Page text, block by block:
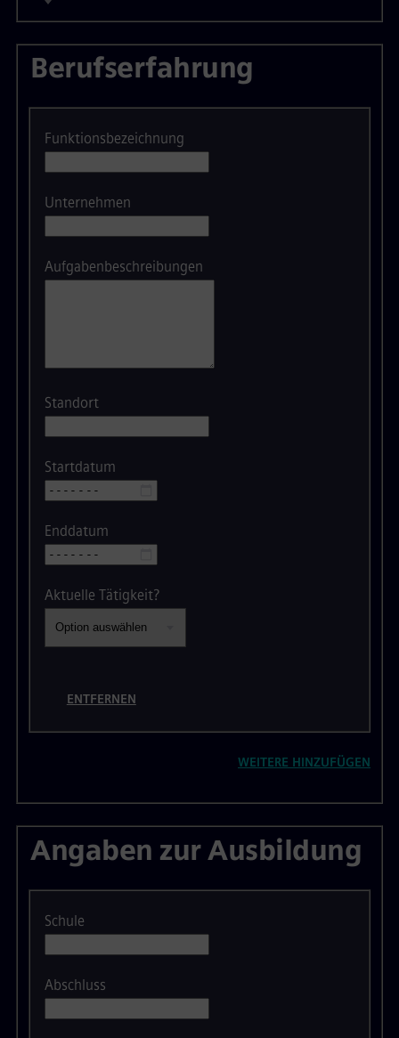
Berufserfahrung
Funktionsbezeichnung
Unternehmen
Aufgabenbeschreibungen
Standort
Startdatum
Enddatum
Aktuelle Tätigkeit?
ENTFERNEN
WEITERE HINZUFÜGEN
Angaben zur Ausbildung
Schule
Abschluss